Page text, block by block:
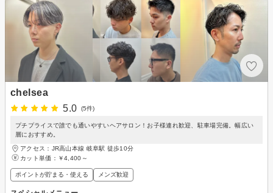
chelsea
5.0
(5件)
プチプライスで誰でも通いやすいヘアサロン！お子様連れ歓迎、駐車場完備。幅広い
層におすすめ。
アクセス：JR高山本線 岐阜駅 徒歩10分
カット単価： ￥4,400～
ポイントが貯まる・使える メンズ歓迎